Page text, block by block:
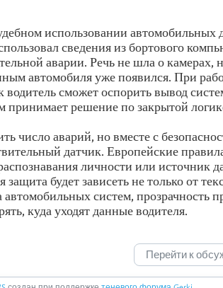
использовании автомобильных
сведения из бортового
аварии. Речь не шла о камерах,
автомобиля уже появился. При
водитель сможет оспорить вывод
принимает решение по закрытой
число аварий, но вместе с
датчик. Европейские
личности или источник
будет зависеть не только от
автомобильных систем, прозрачность
куда уходят данные водителя.
Перейти к